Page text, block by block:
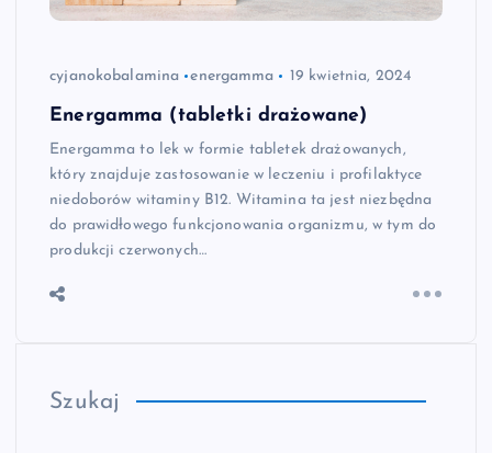
cyjanokobalamina energamma 19 kwietnia, 2024
Energamma (tabletki drażowane)
Energamma to lek w formie tabletek drażowanych,
który znajduje zastosowanie w leczeniu i profilaktyce
niedoborów witaminy B12. Witamina ta jest niezbędna
do prawidłowego funkcjonowania organizmu, w tym do
produkcji czerwonych…
Szukaj